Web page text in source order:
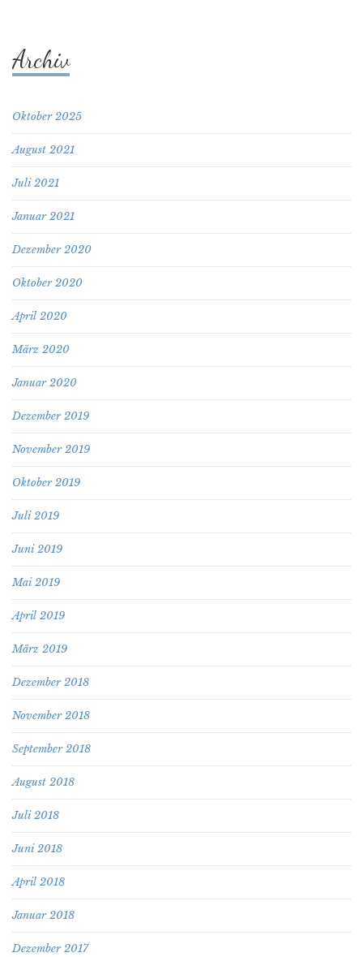
Archiv
Oktober 2025
August 2021
Juli 2021
Januar 2021
Dezember 2020
Oktober 2020
April 2020
März 2020
Januar 2020
Dezember 2019
November 2019
Oktober 2019
Juli 2019
Juni 2019
Mai 2019
April 2019
März 2019
Dezember 2018
November 2018
September 2018
August 2018
Juli 2018
Juni 2018
April 2018
Januar 2018
Dezember 2017